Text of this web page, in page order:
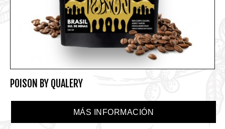
POISON BY QUALERY
MÁS INFORMACIÓN